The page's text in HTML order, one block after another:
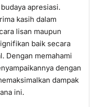
apresiasi.
kasih dalam
lisan maupun
baik secara
Dengan memahami
dengan
dampak
ini.